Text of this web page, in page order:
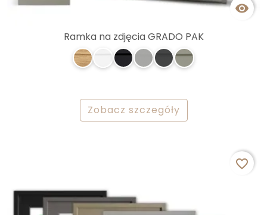

Ramka na zdjęcia GRADO PAK
Zobacz szczegóły
favorite_border